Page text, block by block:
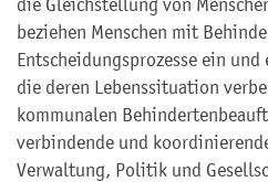
die Gleichstellung von
beziehen Menschen mit
Entscheidungsprozesse ein
die deren Lebenssituation
kommunalen
verbindende und
Verwaltung, Politik und